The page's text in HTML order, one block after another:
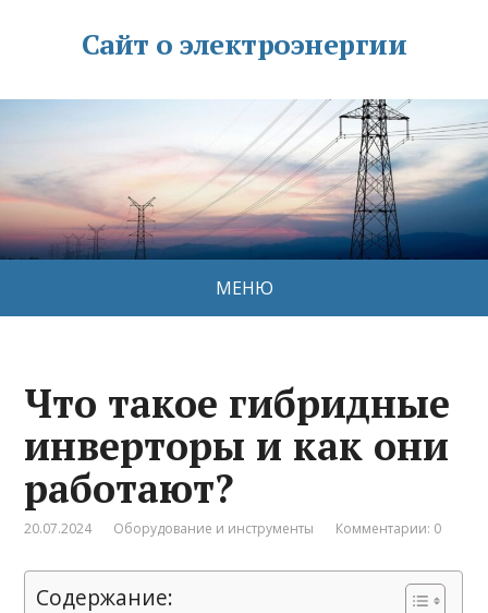
Сайт о электроэнергии
МЕНЮ
Что такое гибридные
инверторы и как они
работают?
20.07.2024 Оборудование и инструменты Комментарии: 0
Содержание: